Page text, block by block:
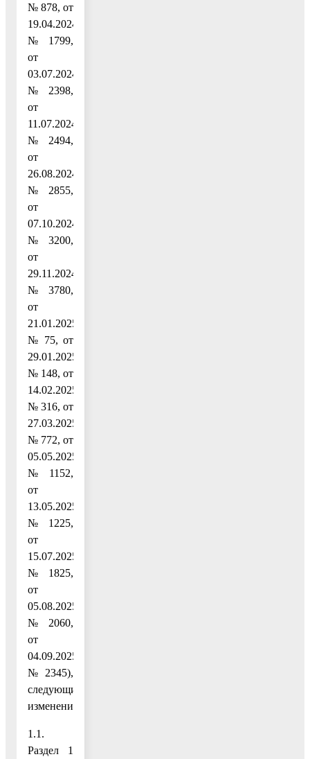
№ 878, от
19.04.2024
№ 1799,
от
03.07.2024
№ 2398,
от
11.07.2024
№ 2494,
от
26.08.2024
№ 2855,
от
07.10.2024
№ 3200,
от
29.11.2024
№ 3780,
от
21.01.2025
№ 75, от
29.01.2025
№ 148, от
14.02.2025
№ 316, от
27.03.2025
№ 772, от
05.05.2025
№ 1152,
от
13.05.2025
№ 1225,
от
15.07.2025
№ 1825,
от
05.08.2025
№ 2060,
от
04.09.2025
№ 2345),
следующие
изменения:
1.1.
Раздел 1